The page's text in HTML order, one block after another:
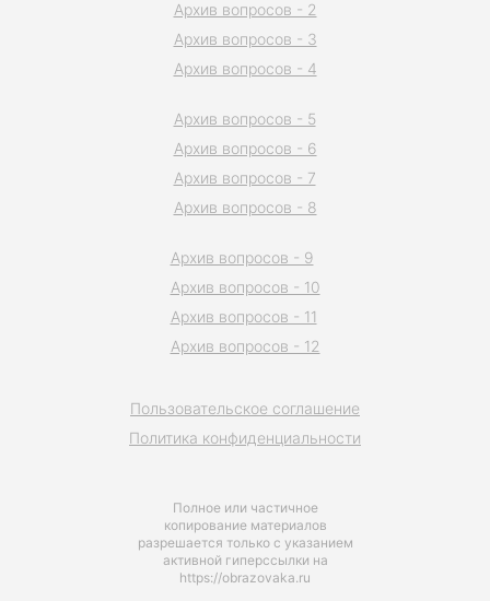
Полное или частичное
копирование материалов
разрешается только с указанием
активной гиперссылки на
https://obrazovaka.ru
Пользовательское соглашение
Политика конфиденциальности
Архив вопросов - 2
Архив вопросов - 3
Архив вопросов - 4
Архив вопросов - 5
Архив вопросов - 6
Архив вопросов - 7
Архив вопросов - 8
Архив вопросов - 9
Архив вопросов - 10
Архив вопросов - 11
Архив вопросов - 12